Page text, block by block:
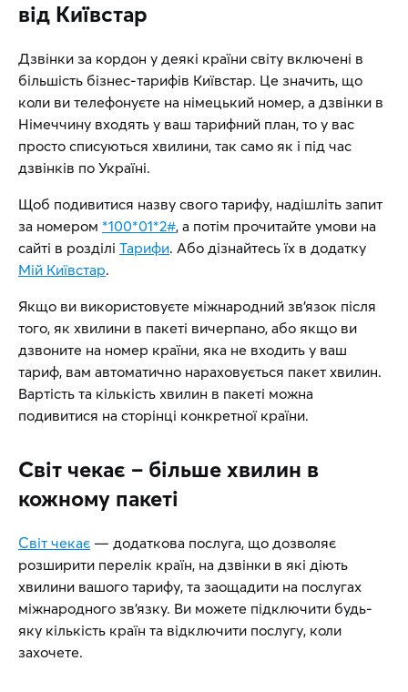
від Київстар
Дзвінки за кордон у деякі країни світу включені в
більшість бізнес-тарифів Київстар. Це значить, що
коли ви телефонуєте на німецький номер, а дзвінки в
Німеччину входять у ваш тарифний план, то у вас
просто списуються хвилини, так само як і під час
дзвінків по Україні.
Щоб подивитися назву свого тарифу, надішліть запит
за номером *100*01*2#, а потім прочитайте умови на
сайті в розділі Тарифи. Або дізнайтесь їх в додатку
Мій Київстар.
Якщо ви використовуєте міжнародний зв’язок після
того, як хвилини в пакеті вичерпано, або якщо ви
дзвоните на номер країни, яка не входить у ваш
тариф, вам автоматично нараховується пакет хвилин.
Вартість та кількість хвилин в пакеті можна
подивитися на сторінці конкретної країни.
Світ чекає – більше хвилин в
кожному пакеті
Світ чекає — додаткова послуга, що дозволяє
розширити перелік країн, на дзвінки в які діють
хвилини вашого тарифу, та заощадити на послугах
міжнародного зв’язку. Ви можете підключити будь-
яку кількість країн та відключити послугу, коли
захочете.